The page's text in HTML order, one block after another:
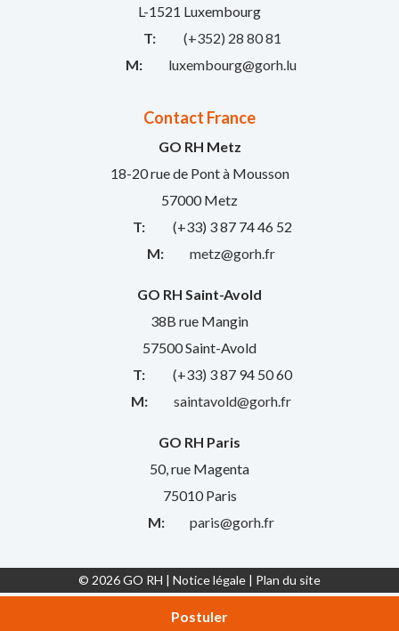
L-1521 Luxembourg
T:
(+352) 28 80 81
M:
luxembourg@gorh.lu
Contact France
GO RH Metz
18-20 rue de Pont à Mousson
57000 Metz
T:
(+33) 3 87 74 46 52
M:
metz@gorh.fr
GO RH Saint-Avold
38B rue Mangin
57500 Saint-Avold
T:
(+33) 3 87 94 50 60
M:
saintavold@gorh.fr
GO RH Paris
50, rue Magenta
75010 Paris
M:
paris@gorh.fr
© 2026 GO RH | Notice légale | Plan du site